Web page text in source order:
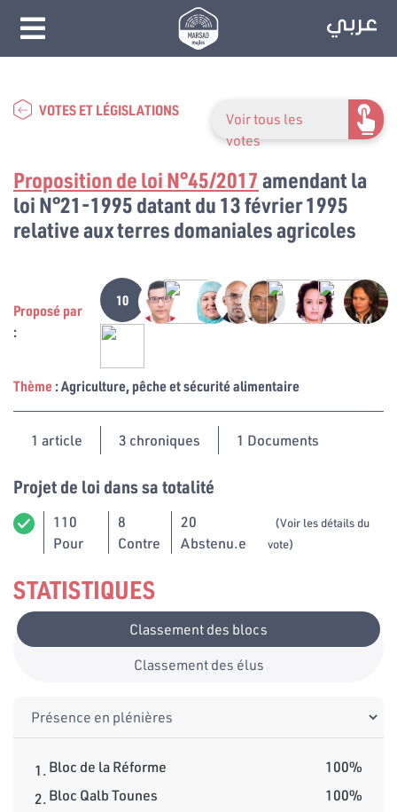
VOTES ET LÉGISLATIONS
Voir tous les
votes
STATISTIQUES
Classement des blocs
Classement des élus
1.Bloc de la Réforme
100%
2.Bloc Qalb Tounes
100%
Proposition de loi N°45/2017amendant la
loi N°21-1995 datant du 13 février 1995
relative aux terres domaniales agricoles
Proposé par
:
10
Thème: Agriculture, pêche et sécurité alimentaire
1 article 3 chroniques 1 Documents
Projet de loi dans sa totalité
110
Pour
8
Contre
20
Abstenu.e
(Voir les détails du
vote)